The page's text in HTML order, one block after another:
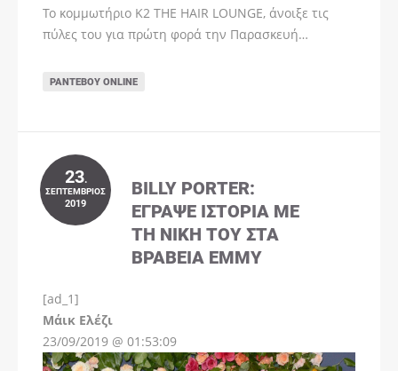
Το κομμωτήριο K2 THE HAIR LOUNGE, άνοιξε τις
πύλες του για πρώτη φορά την Παρασκευή…
ΡΑΝΤΕΒΟΎ ONLINE
23.
ΣΕΠΤΈΜΒΡΙΟΣ
2019
BILLY PORTER:
ΈΓΡΑΨΕ ΙΣΤΟΡΊΑ ΜΕ
ΤΗ ΝΊΚΗ ΤΟΥ ΣΤΑ
ΒΡΑΒΕΊΑ EMMY
[ad_1]
Μάικ ΕλέζιInstagram
23/09/2019 @ 01:53:09